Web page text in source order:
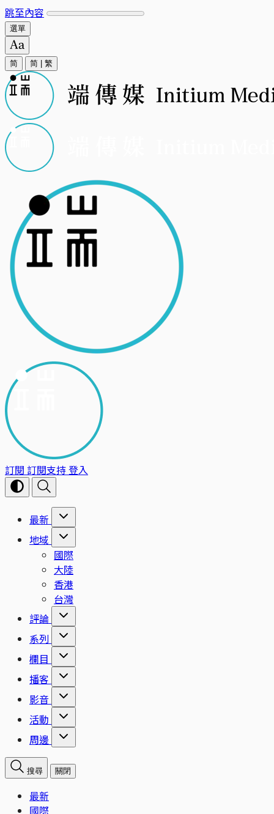
跳至內容
選單
简 简 繁
訂閱 訂閱支持登入
最新
地域
國際
大陸
香港
台灣
評論
系列
欄目
播客
影音
活動
周邊
搜尋 關閉
最新
國際